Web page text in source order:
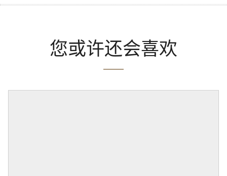
您或许还会喜欢